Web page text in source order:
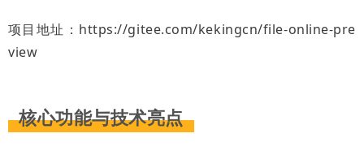
项目地址：https://gitee.com/kekingcn/file-online-pre
view
核心功能与技术亮点